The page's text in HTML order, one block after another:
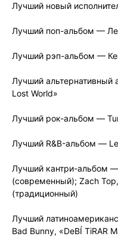
Лучший новый
Лучший поп-альбом —
Лучший рэп-альбом —
Лучший альтернативный
Lost World»
Лучший рок-альбом —
Лучший R&B-альбом —
Лучший кантри-альбом
(современный); Zach
(традиционный)
Лучший
Bad Bunny, «DeBÍ TiRAR